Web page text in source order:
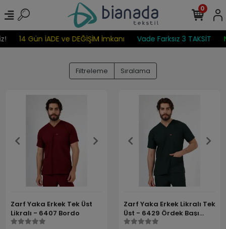
14 Gün İADE ve DEĞİŞİM İmkanı Vade Farksız 3 TAKSİT
0
Filtreleme Sıralama
Zarf Yaka Erkek Tek Üst
Likralı - 6407 Bordo
Zarf Yaka Erkek Likralı Tek
Üst - 6429 Ördek Başı
Yeşili